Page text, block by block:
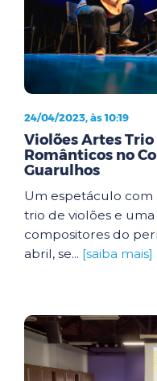
24/04/2023, às 10:19
Violões Artes
Românticos no
Guarulhos
Um espetáculo com
trio de violões e
compositores do
abril, se... [saiba mais]